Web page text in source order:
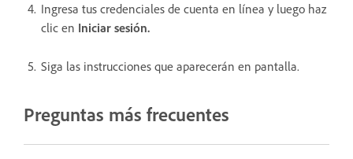
Ingresa tus credenciales de cuenta en línea y luego haz
clic en Iniciar sesión.
Siga las instrucciones que aparecerán en pantalla.
Preguntas más frecuentes